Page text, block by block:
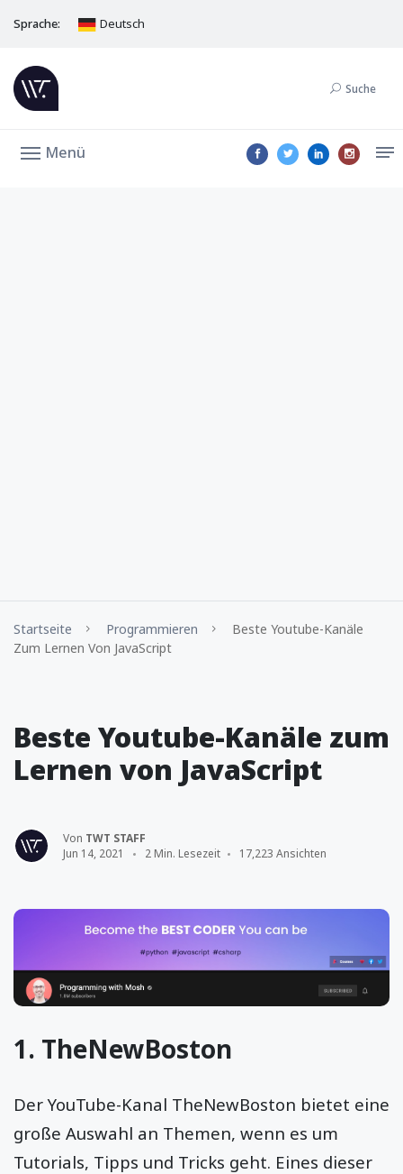
Sprache: Deutsch
Suche
Menü
Startseite Programmieren
Beste Youtube-Kanäle
Zum Lernen Von JavaScript
Beste Youtube-Kanäle zum
Lernen von JavaScript
Von TWT STAFF
Jun 14, 2021
2 Min. Lesezeit 17,223 Ansichten
1. TheNewBoston
Der YouTube-Kanal TheNewBoston bietet eine
große Auswahl an Themen, wenn es um
Tutorials, Tipps und Tricks geht. Eines dieser